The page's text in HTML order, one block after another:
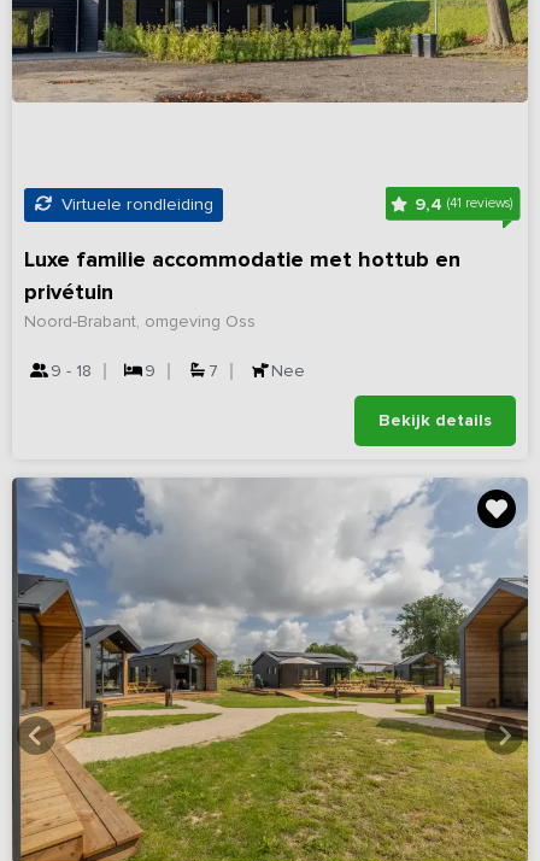
Virtuele rondleiding 9,4(41 reviews)
Luxe familie accommodatie met hottub en
privétuin
Noord-Brabant, omgeving Oss
9 - 18 9 7 Nee
Bekijk details